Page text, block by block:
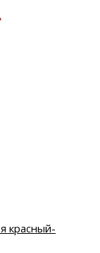
красный-